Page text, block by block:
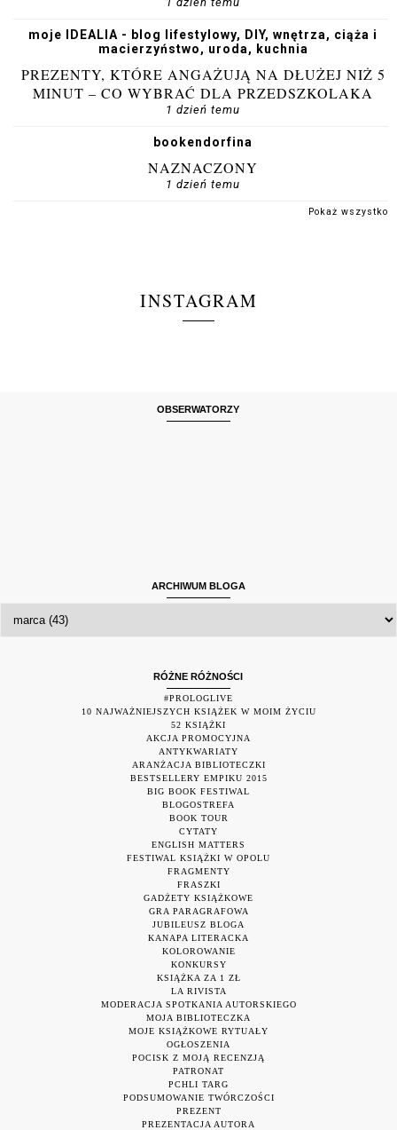
moje IDEALIA - blog lifestylowy, DIY, wnętrza, ciąża i
macierzyństwo, uroda, kuchnia
PREZENTY, KTÓRE ANGAŻUJĄ NA DŁUŻEJ NIŻ 5
MINUT – CO WYBRAĆ DLA PRZEDSZKOLAKA
1 dzień temu
bookendorfina
NAZNACZONY
1 dzień temu
Pokaż wszystko
INSTAGRAM
OBSERWATORZY
ARCHIWUM BLOGA
RÓŻNE RÓŻNOŚCI
#PROLOGLIVE
10 NAJWAŻNIEJSZYCH KSIĄŻEK W MOIM ŻYCIU
52 KSIĄŻKI
AKCJA PROMOCYJNA
ANTYKWARIATY
ARANŻACJA BIBLIOTECZKI
BESTSELLERY EMPIKU 2015
BIG BOOK FESTIWAL
BLOGOSTREFA
BOOK TOUR
CYTATY
ENGLISH MATTERS
FESTIWAL KSIĄŻKI W OPOLU
FRAGMENTY
FRASZKI
GADŻETY KSIĄŻKOWE
GRA PARAGRAFOWA
JUBILEUSZ BLOGA
KANAPA LITERACKA
KOLOROWANIE
KONKURSY
KSIĄŻKA ZA 1 ZŁ
LA RIVISTA
MODERACJA SPOTKANIA AUTORSKIEGO
MOJA BIBLIOTECZKA
MOJE KSIĄŻKOWE RYTUAŁY
OGŁOSZENIA
POCISK Z MOJĄ RECENZJĄ
PATRONAT
PCHLI TARG
PODSUMOWANIE TWÓRCZOŚCI
PREZENT
PREZENTACJA AUTORA